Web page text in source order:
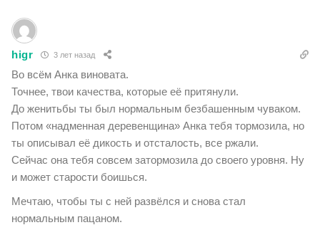
higr 3 лет назад
Во всём Анка виновата.
Точнее, твои качества, которые её притянули.
До женитьбы ты был нормальным безбашенным чуваком.
Потом «надменная деревенщина» Анка тебя тормозила, но
ты описывал её дикость и отсталость, все ржали.
Сейчас она тебя совсем затормозила до своего уровня. Ну
и может старости боишься.
Мечтаю, чтобы ты с ней развёлся и снова стал
нормальным пацаном.